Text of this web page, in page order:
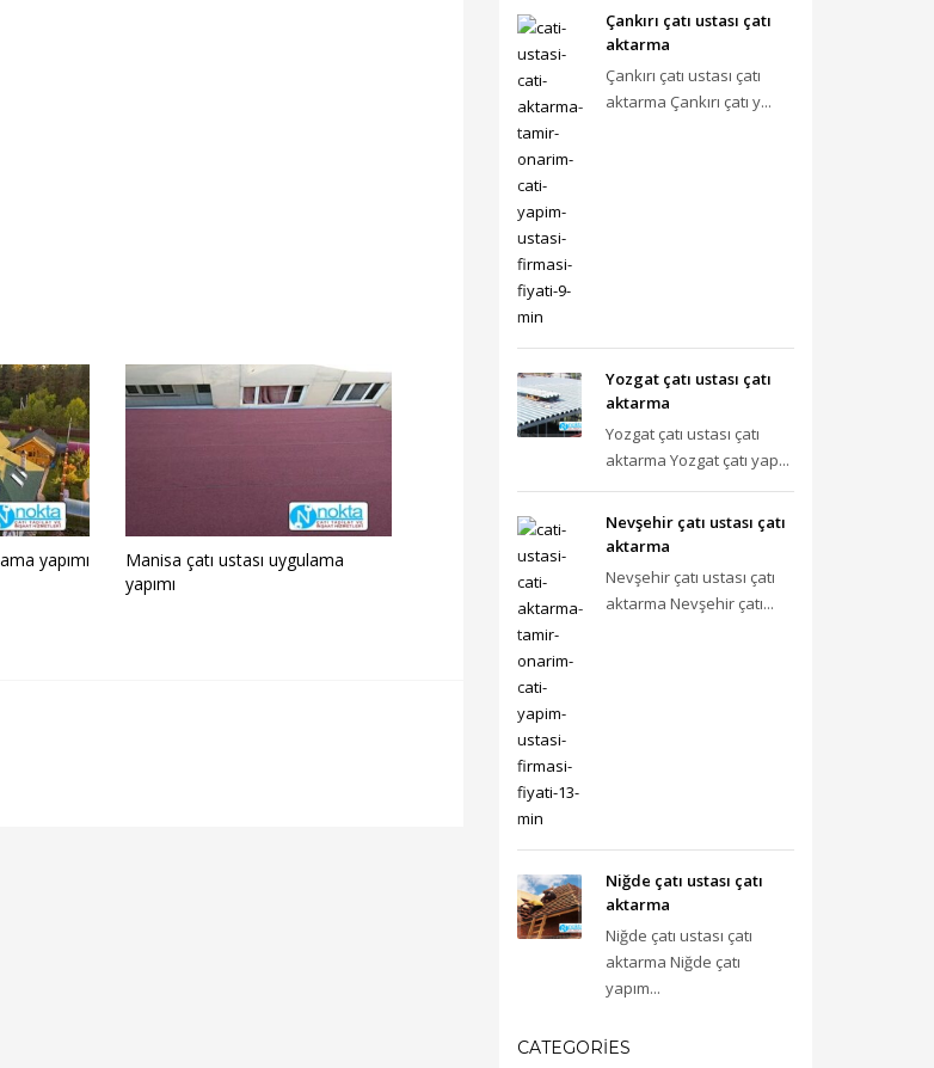
yapımı
Manisa çatı ustası uygulama
yapımı
Çankırı çatı ustası çatı
aktarma
Çankırı çatı ustası çatı
aktarma Çankırı çatı y...
Yozgat çatı ustası çatı
aktarma
Yozgat çatı ustası çatı
aktarma Yozgat çatı yap...
Nevşehir çatı ustası çatı
aktarma
Nevşehir çatı ustası çatı
aktarma Nevşehir çatı...
Niğde çatı ustası çatı
aktarma
Niğde çatı ustası çatı
aktarma Niğde çatı
yapım...
CATEGORIES